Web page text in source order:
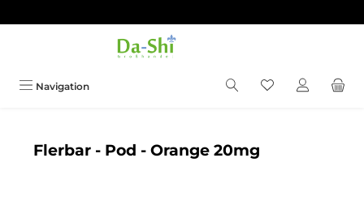
Navigation Du hast 0
Flerbar - Pod - Orange 20mg